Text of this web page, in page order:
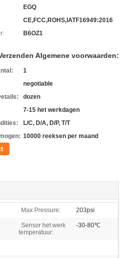
EGQ
CE,FCC,ROHS,IATF16949:2016
B6OZ1
Algemene voorwaarden:
1
negotiable
dozen
7-15 het werkdagen
L/C, D/A, D/P, T/T
10000 reeksen per maand
Max Pressure: 203psi
Sensor het werk
temperatuur:
-30-80℃